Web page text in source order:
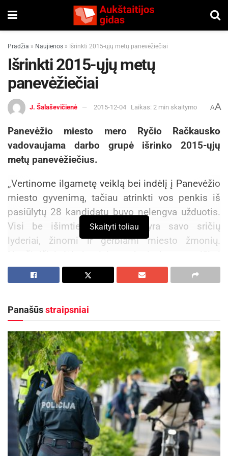
Pradžia » Naujienos » Išrinkti 2015-ųjų metų panevėžiečiai
Išrinkti 2015-ųjų metų
panevėžiečiai
J. Šalaševičienė 2015-12-04 Laikas: 2 min skaitymo AA
Panevėžio miesto mero Ryčio Račkausko
vadovaujama darbo grupė išrinko 2015-ųjų
metų panevėžiečius.
„Vertinome ilgametę veiklą bei indėlį į Panevėžio
miesto gyvenimą, tačiau atrinkti vos penkis iš
pasiūlytų 28 kandidatų buvo nelengva užduotis.
Visi be išimties kandidatai yra savo sričių
lyderiai, žinomi ir gerbiami miesto žmonių.
Nuoširdžiai dėkoju visiems, kurie buvo pasiūlyti
tapti šių metų panevėžiečiais. Jau buvimas
šiame sąraše yra garbė ir aukštas darbų
2015-ųjų metų panevėžiečiais tapo Kurčiųjų ir
neprigirdinčiųjų pagrindinės mokyklos direktorė,
politikių klubo ,,Veiklios moterys“ prezidentė
DANUTĖ KRIŠČIŪNIENĖ– už aktyvią švietimo,
kultūrinę, socialinę, filantropinę veiklą;
buvęs lengvosios atletikos treneris
ALGIMANTAS MYKOLAITIS– už ilgalaikę
rezultatyvią sportinę veiklą, Lietuvai išugdytus
tokius garsius sportininkus, indėlį mieste
Skaityti toliau
Panašūsstraipsniai